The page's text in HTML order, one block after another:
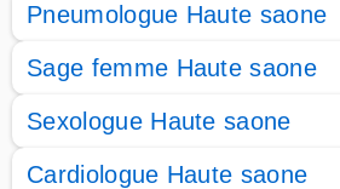
Pneumologue Haute saone
Sage femme Haute saone
Sexologue Haute saone
Cardiologue Haute saone